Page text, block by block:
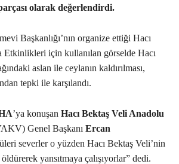
olarak değerlendirdi.
Başkanlığı’nın organize ettiği Hacı
Etkinlikleri için kullanılan görselde Hacı
aslan ile ceylanın kaldırılması,
tepki ile karşılandı.
’ya konuşan Hacı Bektaş Veli Anadolu
Genel Başkanı Ercan
severler o yüzden Hacı Bektaş Veli’nin
yansıtmaya çalışıyorlar” dedi.